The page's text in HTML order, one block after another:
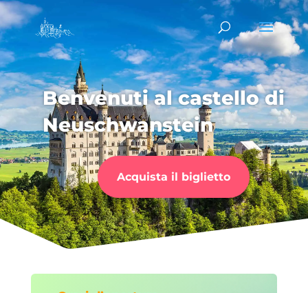
Benvenuti al castello di
Neuschwanstein
Acquista il biglietto